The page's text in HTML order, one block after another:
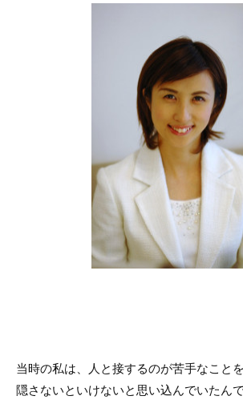
当時の私は、人と接するのが苦手なことを
隠さないといけないと思い込んでいたんで